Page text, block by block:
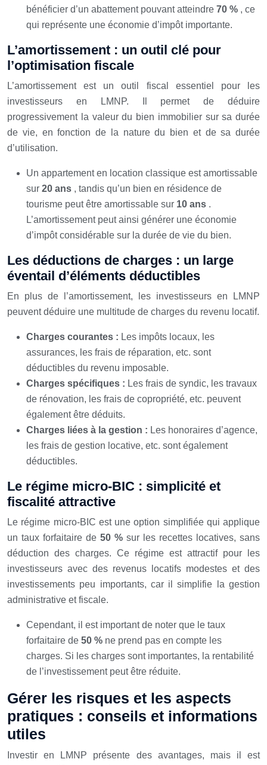
bénéficier d’un abattement pouvant atteindre 70 % , ce
qui représente une économie d’impôt importante.
L’amortissement : un outil clé pour
l’optimisation fiscale
L’amortissement est un outil fiscal essentiel pour les
investisseurs en LMNP. Il permet de déduire
progressivement la valeur du bien immobilier sur sa durée
de vie, en fonction de la nature du bien et de sa durée
d’utilisation.
Un appartement en location classique est amortissable
sur 20 ans , tandis qu’un bien en résidence de
tourisme peut être amortissable sur 10 ans .
L’amortissement peut ainsi générer une économie
d’impôt considérable sur la durée de vie du bien.
Les déductions de charges : un large
éventail d’éléments déductibles
En plus de l’amortissement, les investisseurs en LMNP
peuvent déduire une multitude de charges du revenu locatif.
Charges courantes : Les impôts locaux, les
assurances, les frais de réparation, etc. sont
déductibles du revenu imposable.
Charges spécifiques : Les frais de syndic, les travaux
de rénovation, les frais de copropriété, etc. peuvent
également être déduits.
Charges liées à la gestion : Les honoraires d’agence,
les frais de gestion locative, etc. sont également
déductibles.
Le régime micro-BIC : simplicité et
fiscalité attractive
Le régime micro-BIC est une option simplifiée qui applique
un taux forfaitaire de 50 % sur les recettes locatives, sans
déduction des charges. Ce régime est attractif pour les
investisseurs avec des revenus locatifs modestes et des
investissements peu importants, car il simplifie la gestion
administrative et fiscale.
Cependant, il est important de noter que le taux
forfaitaire de 50 % ne prend pas en compte les
charges. Si les charges sont importantes, la rentabilité
de l’investissement peut être réduite.
Gérer les risques et les aspects
pratiques : conseils et informations
utiles
Investir en LMNP présente des avantages, mais il est